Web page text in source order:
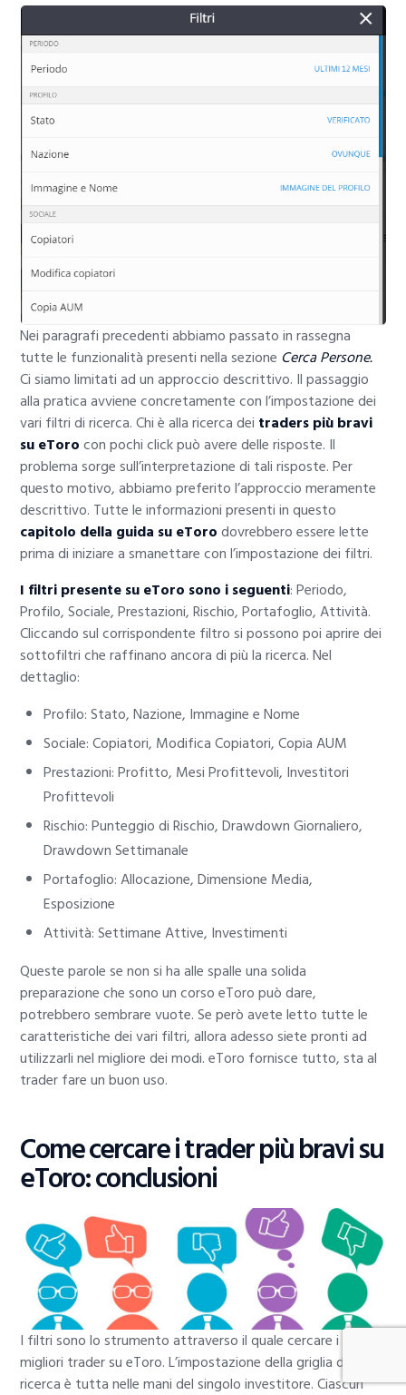
Nei paragrafi precedenti abbiamo passato in rassegna
tutte le funzionalità presenti nella sezione Cerca Persone.
Ci siamo limitati ad un approccio descrittivo. Il passaggio
alla pratica avviene concretamente con l’impostazione dei
vari filtri di ricerca. Chi è alla ricerca dei traders più bravi
su eTorocon pochi click può avere delle risposte. Il
problema sorge sull’interpretazione di tali risposte. Per
questo motivo, abbiamo preferito l’approccio meramente
descrittivo. Tutte le informazioni presenti in questo
capitolo della guida su eTorodovrebbero essere lette
prima di iniziare a smanettare con l’impostazione dei filtri.
I filtri presente su eToro sono i seguenti: Periodo,
Profilo, Sociale, Prestazioni, Rischio, Portafoglio, Attività.
Cliccando sul corrispondente filtro si possono poi aprire dei
sottofiltri che raffinano ancora di più la ricerca. Nel
dettaglio:
Profilo: Stato, Nazione, Immagine e Nome
Sociale: Copiatori, Modifica Copiatori, Copia AUM
Prestazioni: Profitto, Mesi Profittevoli, Investitori
Profittevoli
Rischio: Punteggio di Rischio, Drawdown Giornaliero,
Drawdown Settimanale
Portafoglio: Allocazione, Dimensione Media,
Esposizione
Attività: Settimane Attive, Investimenti
Queste parole se non si ha alle spalle una solida
preparazione che sono un corso eToro può dare,
potrebbero sembrare vuote. Se però avete letto tutte le
caratteristiche dei vari filtri, allora adesso siete pronti ad
utilizzarli nel migliore dei modi. eToro fornisce tutto, sta al
trader fare un buon uso.
Come cercare i trader più bravi su
eToro: conclusioni
I filtri sono lo strumento attraverso il quale cercare i
migliori trader su eToro. L’impostazione della griglia di
ricerca è tutta nelle mani del singolo investitore. Ciascun